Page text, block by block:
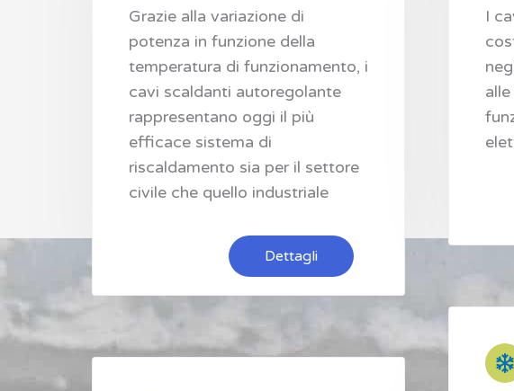
Grazie alla variazione di
potenza in funzione della
temperatura di funzionamento, i
cavi scaldanti autoregolante
rappresentano oggi il più
efficace sistema di
riscaldamento sia per il settore
civile che quello industriale
Dettagli
I